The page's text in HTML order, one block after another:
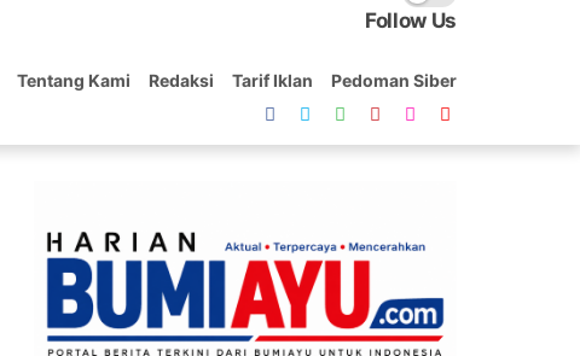
Follow Us
Tentang Kami Redaksi Tarif Iklan Pedoman Siber